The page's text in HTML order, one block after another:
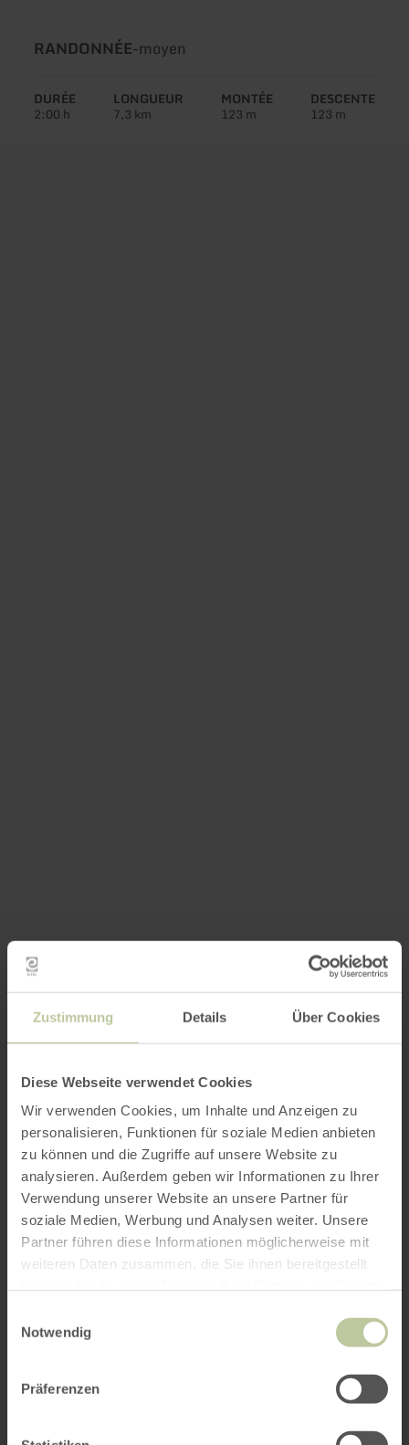
Zustimmung Details Über Cookies
Diese Webseite verwendet Cookies
Wir verwenden Cookies, um Inhalte und Anzeigen zu
personalisieren, Funktionen für soziale Medien anbieten
zu können und die Zugriffe auf unsere Website zu
analysieren. Außerdem geben wir Informationen zu Ihrer
Verwendung unserer Website an unsere Partner für
soziale Medien, Werbung und Analysen weiter. Unsere
Partner führen diese Informationen möglicherweise mit
weiteren Daten zusammen, die Sie ihnen bereitgestellt
Notwendig
Präferenzen
Type
circuit:
RANDONNÉE-Difficulté:
moyen
DURÉE
2:00 h
LONGUEUR
7,3 km
MONTÉE
123 m
DESCENTE
123 m